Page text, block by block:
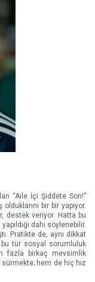
“Aile İçi Şiddete Son!”
bir bir yapıyor.
destek veriyor. Hatta bu
dahi söylenebilir.
Pratikte de, aynı dikkat
tür sosyal sorumluluk
fazla birkaç mevsimlik
sürmekte; hem de hiç hız